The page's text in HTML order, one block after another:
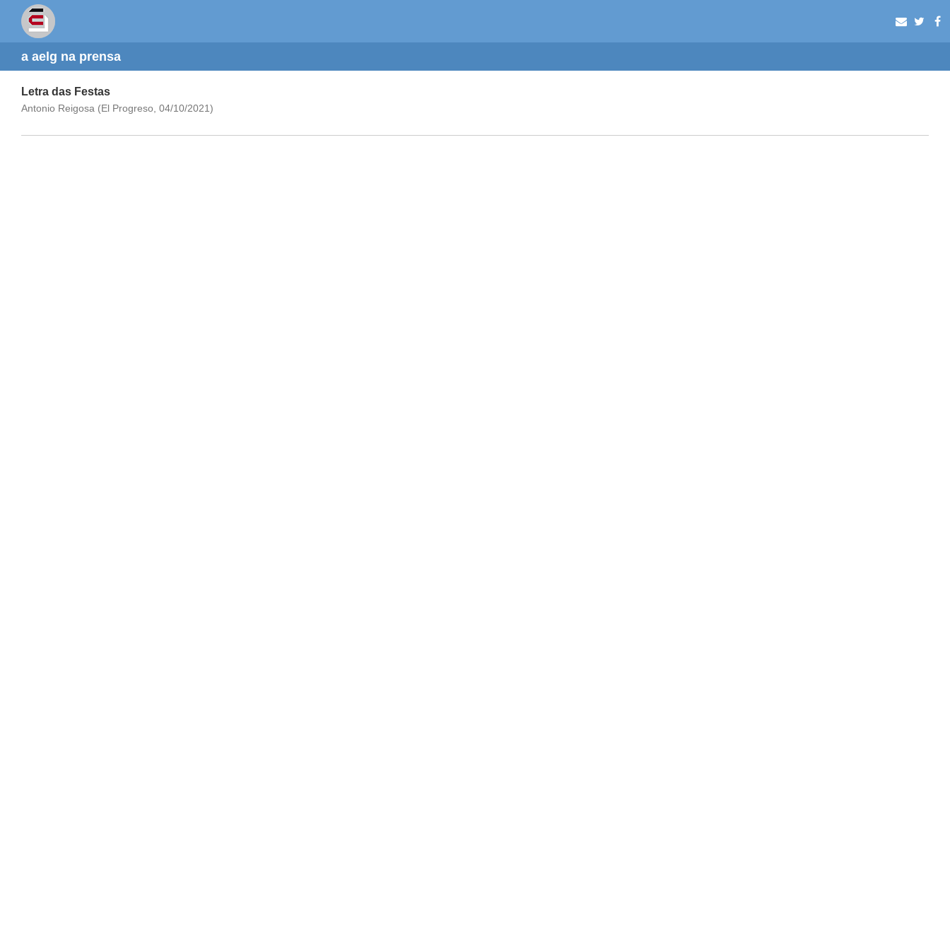
a aelg na prensa
Letra das Festas
Antonio Reigosa (El Progreso, 04/10/2021)